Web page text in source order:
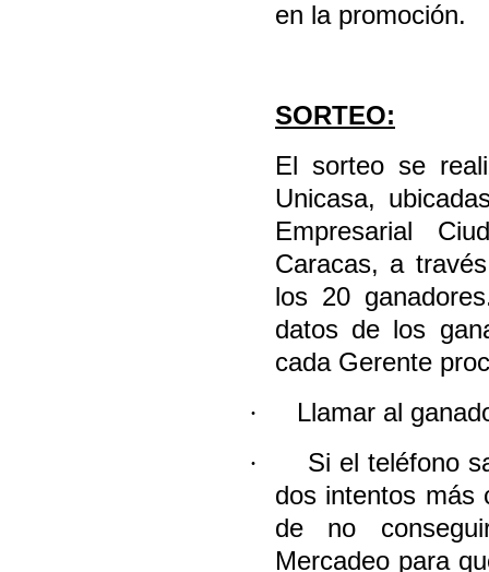
en la promoción.
SORTEO:
El sorteo se
Unicasa,
Empresarial
Caracas, a
los 20
datos de los
cada Gerente
·
Llamar al
·
Si el teléfono
dos intentos más
de no
Mercadeo para